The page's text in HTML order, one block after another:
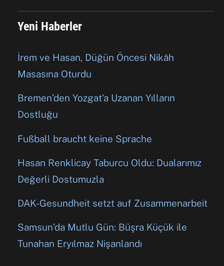
Yeni Haberler
İrem ve Hasan, Düğün Öncesi Nikâh
Masasına Oturdu
Bremen’den Yozgat’a Uzanan Yılların
Dostluğu
Fußball braucht keine Sprache
Hasan Renklicay Taburcu Oldu: Dualarımız
Değerli Dostumuzla
DAK-Gesundheit setzt auf Zusammenarbeit
Samsun’da Mutlu Gün: Büşra Küçük ile
Tunahan Eryılmaz Nişanlandı